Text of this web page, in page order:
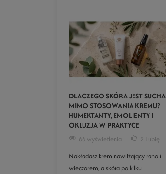
DLACZEGO SKÓRA JEST SUCHA
MIMO STOSOWANIA KREMU?
HUMEKTANTY, EMOLIENTY I
OKLUZJA W PRAKTYCE
66 wyświetlenia 2 Lubię
Nakładasz krem nawilżający rano i
wieczorem, a skóra po kilku